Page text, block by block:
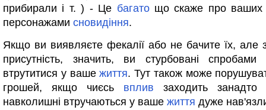
прибирали і т. ) - Це багатощо скаже про ваших
персонажами сновидіння.
Якщо ви виявляєте фекалії або не бачите їх, але
присутність, значить, ви стурбовані спробами
втрутитися у вашежиття. Тут також може
грошей, якщо чиєсь вплив заходить занадто
навколишні втручаються у ваше життя дуже